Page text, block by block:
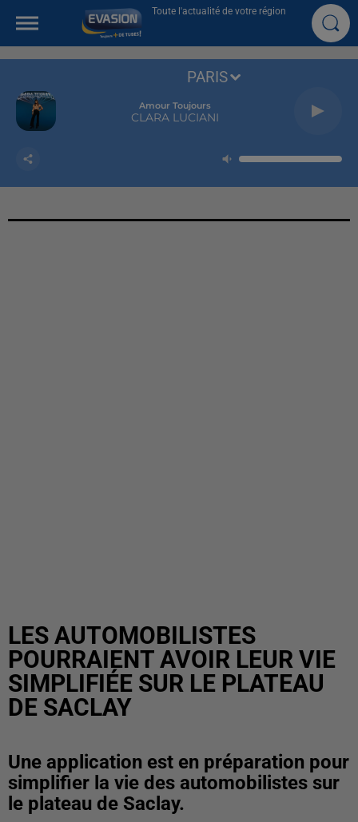
Toute l'actualité de votre région
Amour Toujours
CLARA LUCIANI
PARIS
LES AUTOMOBILISTES
POURRAIENT AVOIR LEUR VIE
SIMPLIFIÉE SUR LE PLATEAU
DE SACLAY
Une application est en préparation pour
simplifier la vie des automobilistes sur
le plateau de Saclay.